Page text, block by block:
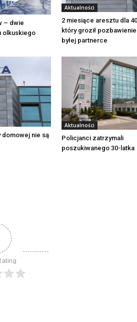
– dwie
olkuskiego
Aktualności
2 miesiące aresztu dla
który groził
byłej partnerce
nie są
Aktualności
Policjanci zatrzymali
poszukiwanego 30-latka